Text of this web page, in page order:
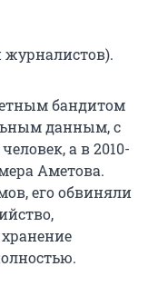
журналистов).
бандитом
данным, с
а в 2010-
Аметова.
его обвиняли